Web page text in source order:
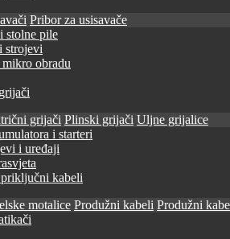
Pribor za usisavače
stolne pile
strojevi
obradu
grijači Plinski grijači Uljne grijalice
i starteri
i uređaji
kabeli
motalice Produžni kabeli Produžni